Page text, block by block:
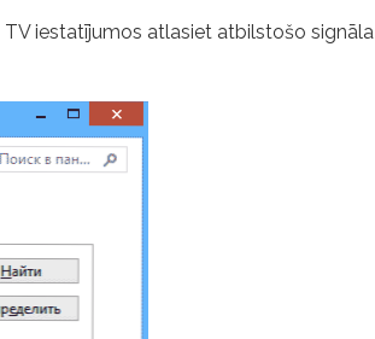
TV iestatījumos atlasiet atbilstošo signāla